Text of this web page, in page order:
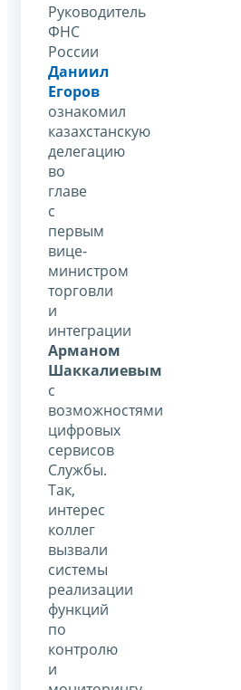
Руководитель
ФНС
России
Даниил
Егоров
ознакомил
казахстанскую
делегацию
во
главе
с
первым
вице-
министром
торговли
и
интеграции
Арманом
Шаккалиевым
с
возможностями
цифровых
сервисов
Службы.
Так,
интерес
коллег
вызвали
системы
реализации
функций
по
контролю
и